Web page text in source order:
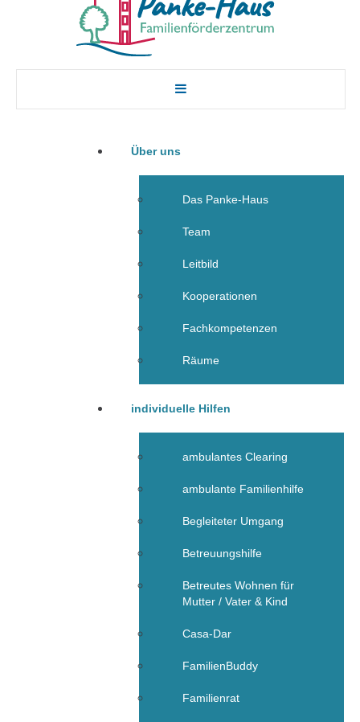
Über uns
Das Panke-Haus
Team
Leitbild
Kooperationen
Fachkompetenzen
Räume
individuelle Hilfen
ambulantes Clearing
ambulante Familienhilfe
Begleiteter Umgang
Betreuungshilfe
Betreutes Wohnen für
Mutter / Vater & Kind
Casa-Dar
FamilienBuddy
Familienrat